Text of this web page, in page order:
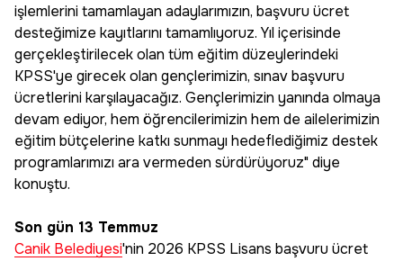
işlemlerini tamamlayan adaylarımızın, başvuru ücret
desteğimize kayıtlarını tamamlıyoruz. Yıl içerisinde
gerçekleştirilecek olan tüm eğitim düzeylerindeki
KPSS'ye girecek olan gençlerimizin, sınav başvuru
ücretlerini karşılayacağız. Gençlerimizin yanında olmaya
devam ediyor, hem öğrencilerimizin hem de ailelerimizin
eğitim bütçelerine katkı sunmayı hedeflediğimiz destek
programlarımızı ara vermeden sürdürüyoruz" diye
konuştu.
Son gün 13 Temmuz
Canik Belediyesi'nin 2026 KPSS Lisans başvuru ücret